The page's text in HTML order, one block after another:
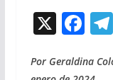
X F
e
Por Geraldina